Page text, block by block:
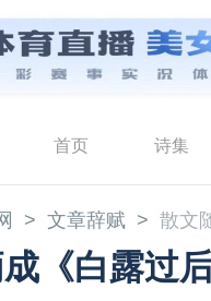
首页 诗集
文章辞赋 散文
《白露过